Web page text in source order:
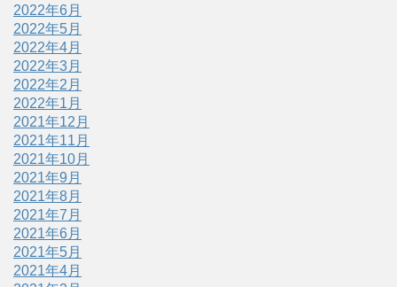
2022年6月
2022年5月
2022年4月
2022年3月
2022年2月
2022年1月
2021年12月
2021年11月
2021年10月
2021年9月
2021年8月
2021年7月
2021年6月
2021年5月
2021年4月